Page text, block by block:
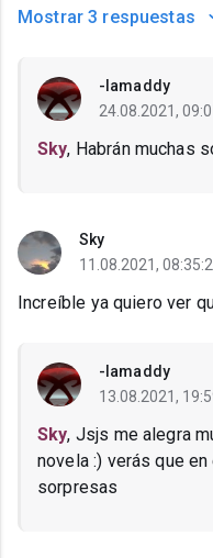
Mostrar 3 respuestas
-Iamaddy
24.08.2021,
Sky, Habrán muchas
Sky
11.08.2021,
Increíble ya quiero ver
-Iamaddy
13.08.2021,
Sky, Jsjs me alegra
novela :) verás que
sorpresas